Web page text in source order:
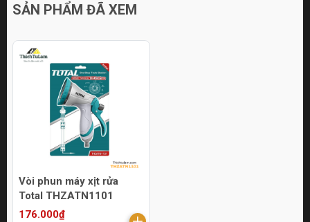
SẢN PHẨM ĐÃ XEM
Vòi phun máy xịt rửa
Total THZATN1101
176.000₫